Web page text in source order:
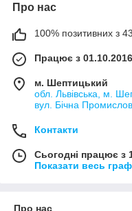
Про нас
100% позитивних з 43
Працює з 01.10.2016
м. Шептицький
обл. Львівська, м.
вул. Бічна
Контакти
Сьогодні працює з
Показати весь
Про нас